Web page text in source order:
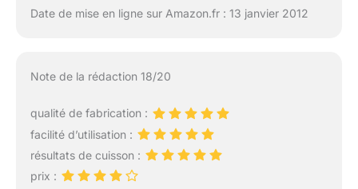
Date de mise en ligne sur Amazon.fr : 13 janvier 2012
Note de la rédaction 18/20
qualité de fabrication :
facilité d’utilisation :
résultats de cuisson :
prix :